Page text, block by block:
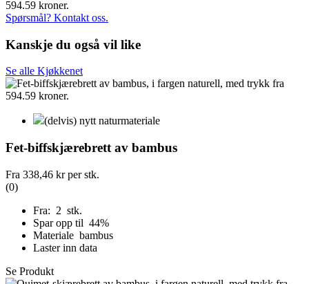
Spørsmål? Kontakt oss.
Kanskje du også vil like
Se alle Kjøkkenet
(delvis) nytt naturmateriale
Fet-biffskjærebrett av bambus
Fra 338,46 krper stk.
(0)
Fra: 2 stk.
Spar opp til 44%
Materiale bambus
Laster inn data
Se Produkt